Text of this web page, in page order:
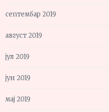
септембар 2019
август 2019
јул 2019
јун 2019
мај 2019